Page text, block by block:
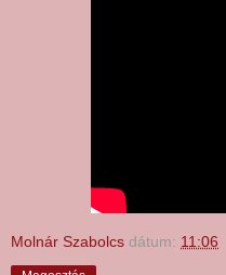
Molnár Szabolcs dátum: 11:06